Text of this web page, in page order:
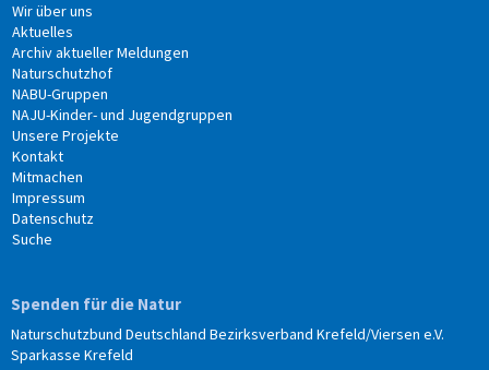
Wir über uns
Aktuelles
Archiv aktueller Meldungen
Naturschutzhof
NABU-Gruppen
NAJU-Kinder- und Jugendgruppen
Unsere Projekte
Kontakt
Mitmachen
Impressum
Datenschutz
Suche
Spenden für die Natur
Naturschutzbund Deutschland Bezirksverband Krefeld/Viersen e.V.
Sparkasse Krefeld